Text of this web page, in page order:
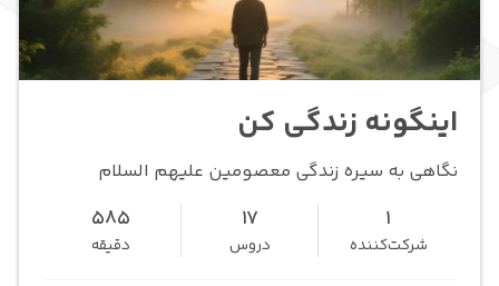
اینگونه زندگی کن
نگاهی به سیره زندگی معصومین علیهم السلام
1
شرکت‌کننده
17
دروس
585
دقیقه